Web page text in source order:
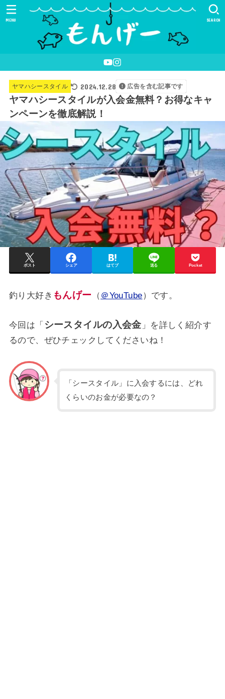
SEARCH
MENU
ヤマハシースタイル 2024.12.28 広告を含む記事です
ヤマハシースタイルが入会金無料？お得なキャ
ンペーンを徹底解説！
ポスト シェア はてブ 送る Pocket
釣り大好き もんげー （ ＠YouTube）です。
今回は「 シースタイルの入会金 」を詳しく紹介す
るので、ぜひチェックしてくださいね！
「シースタイル」に入会するには、どれ
くらいのお金が必要なの？